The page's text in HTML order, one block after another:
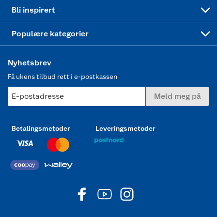
Bli inspirert
Populære kategorier
Nyhetsbrev
Få ukens tilbud rett i e-postkassen
E-postadresse Meld meg på
Betalingsmetoder Leveringsmetoder